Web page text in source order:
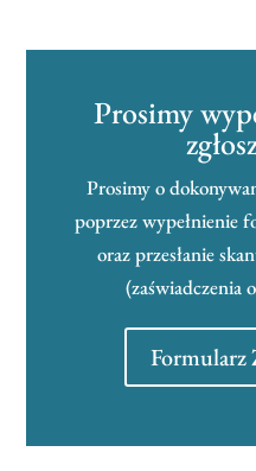
Prosimy
Prosimy o
poprzez wypełnienie
oraz przesłanie
(zaświadczenia
Formularz